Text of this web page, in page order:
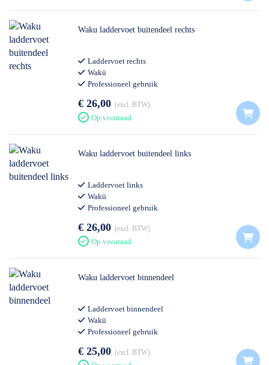
Waku laddervoet buitendeel rechts
Laddervoet rechts
Wakü
Professioneel gebruik
€ 26,00 excl. BTW
Op voorraad
Waku laddervoet buitendeel links
Laddervoet links
Wakü
Professioneel gebruik
€ 26,00 excl. BTW
Op voorraad
Waku laddervoet binnendeel
Laddervoet binnendeel
Wakü
Professioneel gebruik
€ 25,00 excl. BTW